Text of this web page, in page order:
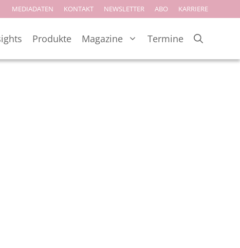
MEDIADATEN KONTAKT NEWSLETTER ABO KARRIERE
Produkte Magazine Termine